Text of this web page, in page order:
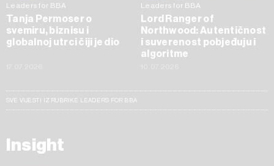
Leaders for BBA
Tanja Permoser o
svemiru, biznisu i
globalnoj utrci čiji je dio
Leaders for BBA
Lord Ranger of
Northwood: Autentičnost
i suverenost pobjeđuju i
algoritme
SVE VIJESTI IZ RUBRIKE LEADERS FOR BBA
Insight